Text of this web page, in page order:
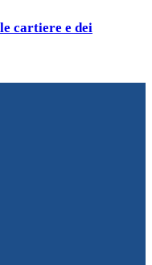
cartiere e dei